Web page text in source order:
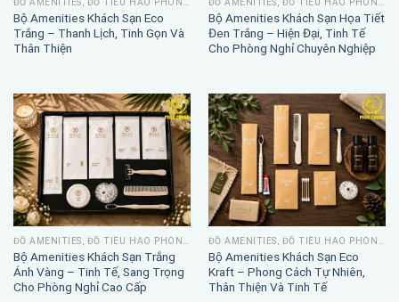
Bộ Amenities Khách Sạn Eco
Trắng – Thanh Lịch, Tinh Gọn Và
Thân Thiện
Bộ Amenities Khách Sạn Họa Tiết
Đen Trắng – Hiện Đại, Tinh Tế
Cho Phòng Nghỉ Chuyên Nghiệp
Bộ Amenities Khách Sạn Trắng
Ánh Vàng – Tinh Tế, Sang Trọng
Cho Phòng Nghỉ Cao Cấp
Bộ Amenities Khách Sạn Eco
Kraft – Phong Cách Tự Nhiên,
Thân Thiện Và Tinh Tế